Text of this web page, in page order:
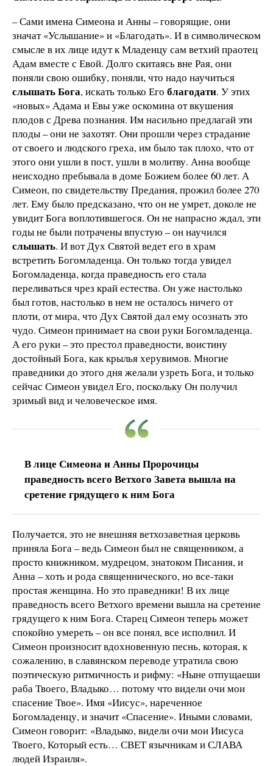
– Сами имена Симеона и Анны – говорящие, они
значат «Услышание» и «Благодать». И в символическом
смысле в их лице идут к Младенцу сам ветхий праотец
Адам вместе с Евой. Долго скитаясь вне Рая, они
поняли свою ошибку, поняли, что надо научиться
слышать Бога, искать только Его благодати. У этих
«новых» Адама и Евы уже оскомина от вкушения
плодов с Древа познания. Им насильно предлагай эти
плоды – они не захотят. Они прошли через страдание
от своего и людского греха, им было так плохо, что от
этого они ушли в пост, ушли в молитву. Анна вообще
неисходно пребывала в доме Божием более 60 лет. А
Симеон, по свидетельству Предания, прожил более 270
лет. Ему было предсказано, что он не умрет, доколе не
увидит Бога воплотившегося. Он не напрасно ждал, эти
годы не были потрачены впустую – он научился
слышать. И вот Дух Святой ведет его в храм
встретить Богомладенца. Он только тогда увидел
Богомладенца, когда праведность его стала
переливаться чрез край естества. Он уже настолько
был готов, настолько в нем не осталось ничего от
плоти, от мира, что Дух Святой дал ему осознать это
чудо. Симеон принимает на свои руки Богомладенца.
А его руки – это престол праведности, воистину
достойный Бога, как крылья херувимов. Многие
праведники до этого дня желали узреть Бога, и только
сейчас Симеон увидел Его, поскольку Он получил
зримый вид и человеческое имя.
В лице Симеона и Анны Пророчицы
праведность всего Ветхого Завета вышла на
сретение грядущего к ним Бога
Получается, это не внешняя ветхозаветная церковь
приняла Бога – ведь Симеон был не священником, а
просто книжником, мудрецом, знатоком Писания, и
Анна – хоть и рода священнического, но все-таки
простая женщина. Но это праведники! В их лице
праведность всего Ветхого времени вышла на сретение
грядущего к ним Бога. Старец Симеон теперь может
спокойно умереть – он все понял, все исполнил. И
Симеон произносит вдохновенную песнь, которая, к
сожалению, в славянском переводе утратила свою
поэтическую ритмичность и рифму: «Ныне отпущаеши
раба Твоего, Владыко… потому что видели очи мои
спасение Твое». Имя «Иисус», нареченное
Богомладенцу, и значит «Спасение». Иными словами,
Симеон говорит: «Владыко, видели очи мои Иисуса
Твоего, Который есть… СВЕТ язычникам и СЛАВА
людей Израиля».